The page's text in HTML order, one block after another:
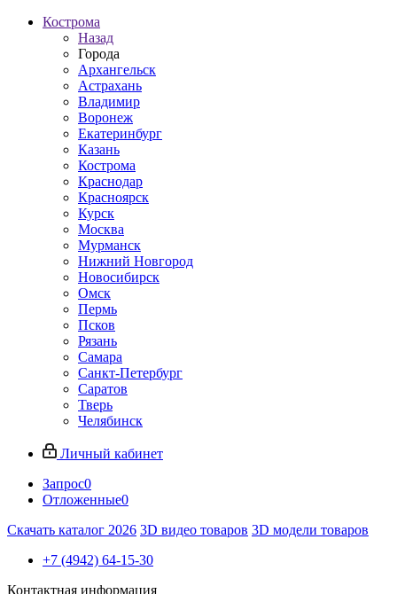
Кострома
Назад
Города
Архангельск
Астрахань
Владимир
Воронеж
Екатеринбург
Казань
Кострома
Краснодар
Красноярск
Курск
Москва
Мурманск
Нижний Новгород
Новосибирск
Омск
Пермь
Псков
Рязань
Самара
Санкт-Петербург
Саратов
Тверь
Челябинск
Личный кабинет
Запрос0
Отложенные0
Скачать каталог 2026 3D видео товаров 3D модели товаров
+7 (4942) 64-15-30
Контактная информация